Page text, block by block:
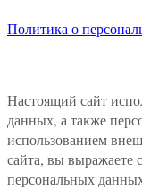
Политика о
Настоящий сайт
данных, а также
использованием
сайта, вы выражаете
персональных